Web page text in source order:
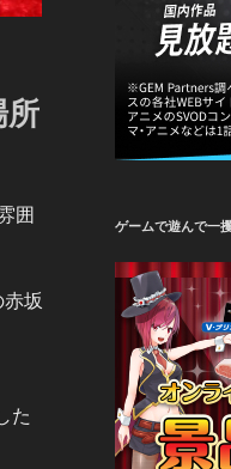
所
囲
坂
た
ゲームで遊んで一